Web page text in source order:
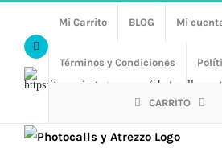
contenidoFacebook
Https://www.instagram.com/
Mi Carrito BLOG Mi
Términos y Condiciones
CARRITO